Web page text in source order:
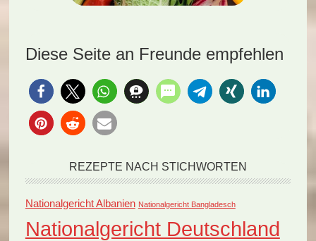
Diese Seite an Freunde empfehlen
REZEPTE NACH STICHWORTEN
Nationalgericht Albanien Nationalgericht Bangladesch
Nationalgericht Deutschland